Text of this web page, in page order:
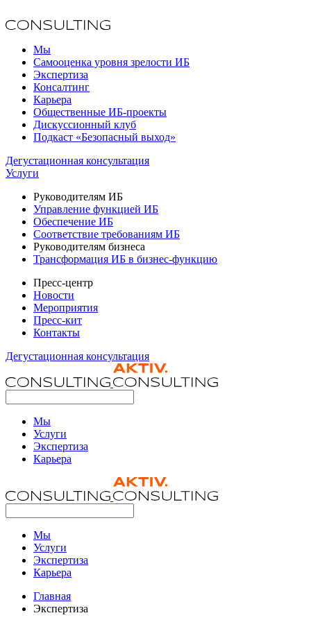
Мы
Самооценка уровня зрелости ИБ
Экспертиза
Консалтинг
Карьера
Общественные ИБ-проекты
Дискуссионный клуб
Подкаст «Безопасный выход»
Дегустационная консультация
Услуги
Руководителям ИБ
Управление функцией ИБ
Обеспечение ИБ
Соответствие требованиям ИБ
Руководителям бизнеса
Трансформация ИБ в бизнес-функцию
Пресс-центр
Новости
Мероприятия
Пресс-кит
Контакты
Дегустационная консультация
Мы
Услуги
Экспертиза
Карьера
Мы
Услуги
Экспертиза
Карьера
Главная
Экспертиза